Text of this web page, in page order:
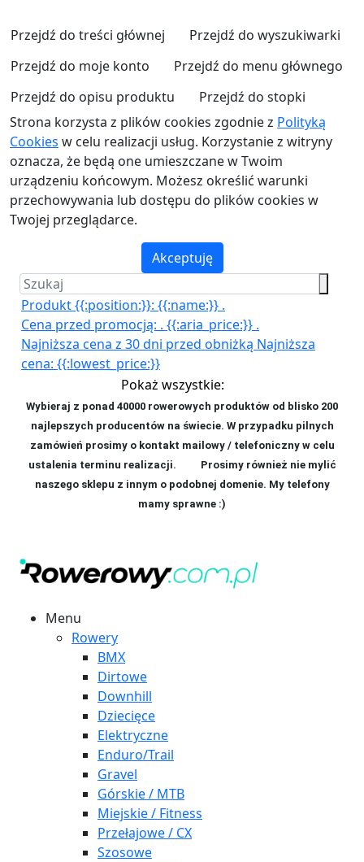
Przejdź do treści głównej
Przejdź do wyszukiwarki
Przejdź do moje konto
Przejdź do menu głównego
Przejdź do opisu produktu
Przejdź do stopki
Strona korzysta z plików cookies zgodnie z Polityką
Cookies w celu realizacji usług. Korzystanie z witryny
oznacza, że będą one umieszczane w Twoim
urządzeniu końcowym. Możesz określić warunki
przechowywania lub dostępu do plików cookies w
Twojej przeglądarce.
Akceptuję
Produkt {{:position:}}: {{:name:}} .
Cena przed promocją: . {{:aria_price:}} .
Najniższa cena z 30 dni przed obniżką Najniższa
cena: {{:lowest_price:}}
Pokaż wszystkie:
Wybieraj z ponad 40000 rowerowych produktów od blisko 200
najlepszych producentów na świecie. W przypadku pilnych
zamówień prosimy o kontakt mailowy / telefoniczny w celu
ustalenia terminu realizacji. Prosimy również nie mylić
naszego sklepu z innym o podobnej domenie. My telefony
mamy sprawne :)
Menu
Rowery
BMX
Dirtowe
Downhill
Dziecięce
Elektryczne
Enduro/Trail
Gravel
Górskie / MTB
Miejskie / Fitness
Przełajowe / CX
Szosowe